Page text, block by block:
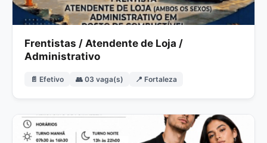
Frentistas / Atendente de Loja /
Administrativo
📄 Efetivo 👥 03 vaga(s) 📍 Fortaleza